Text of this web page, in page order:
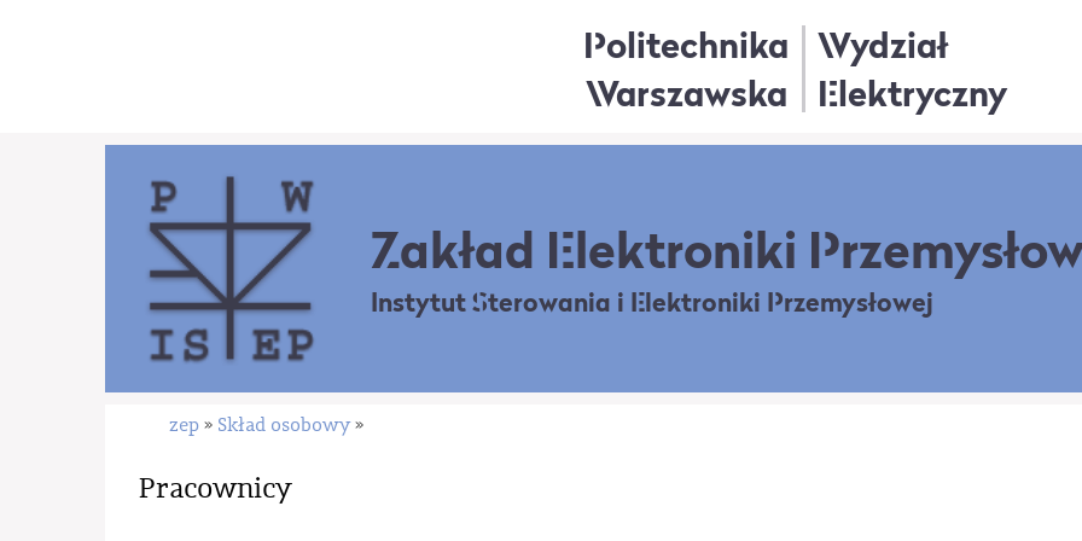
Politechnika
Warszawska
Wydział
Elektryczny
Zakład Elektroniki
Instytut Sterowania i Elektroniki Przemysłowej
zep » Skład osobowy »
Pracownicy